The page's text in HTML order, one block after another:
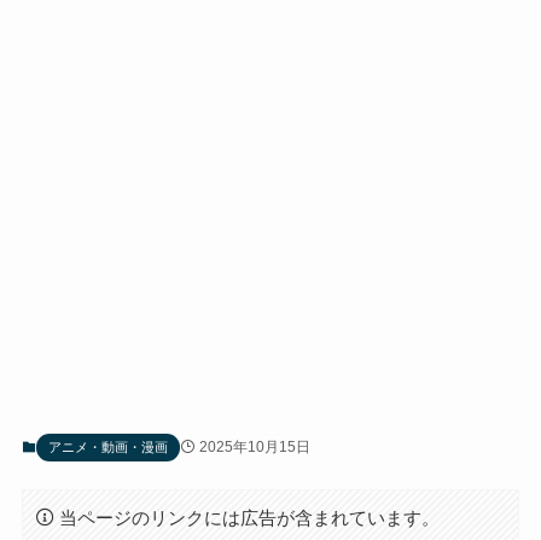
アニメ・動画・漫画 2025年10月15日
当ページのリンクには広告が含まれています。